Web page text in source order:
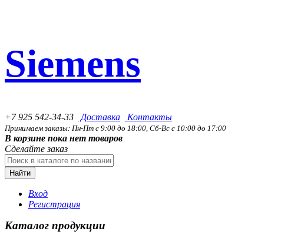
Siemens
+7 925 542-34-33 Доставка Контакты
Принимаем заказы: Пн-Пт с 9:00 до 18:00, Сб-Вс с 10:00 до 17:00
В корзине пока нет товаров
Сделайте заказ
Найти
Вход
Регистрация
Каталог продукции